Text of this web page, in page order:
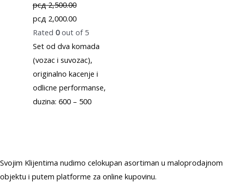
рсд2,500.00
Original
price
was:
рсд 2,500.00.
рсд 2,000.00Current
price
is:
рсд 2,000.00.
Rated 0out of 5
Set od dva komada
(vozac i suvozac),
originalno kacenje i
odlicne performanse,
duzina: 600 – 500
Svojim Klijentima nudimo celokupan asortiman u maloprodajnom
objektu i putem platforme za online kupovinu.